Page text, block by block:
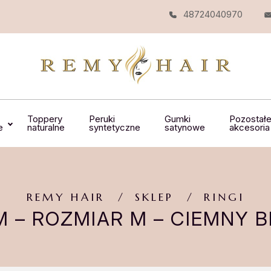
48724040970
Toppery
naturalne
Peruki
syntetyczne
Gumki
satynowe
Pozostałe
akcesoria
REMY HAIR SKLEP RINGI
– ROZMIAR M – CIEMNY